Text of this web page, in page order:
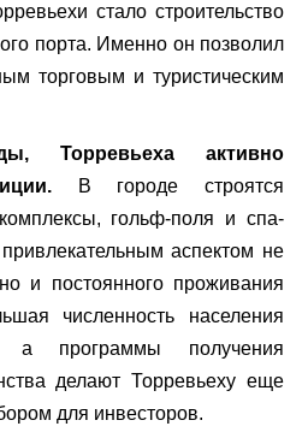
стало строительство
порта. Именно он позволил
торговым и туристическим
Торревьеха активно
В городе строятся
гольф-поля и спа-
аспектом не
и постоянного проживания
численность населения
а программы получения
делают Торревьеху еще
для инвесторов.